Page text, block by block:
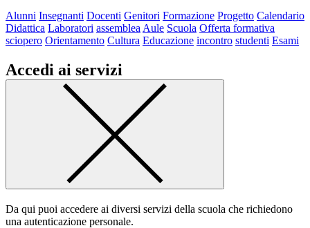
Alunni Insegnanti Docenti Genitori Formazione Progetto Calendario
Didattica Laboratori assemblea Aule Scuola Offerta formativa
sciopero Orientamento Cultura Educazione incontro studenti Esami
Accedi ai servizi
Da qui puoi accedere ai diversi servizi della scuola che richiedono
una autenticazione personale.